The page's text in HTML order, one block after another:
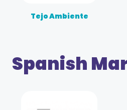
Tejo Ambiente
Spanish